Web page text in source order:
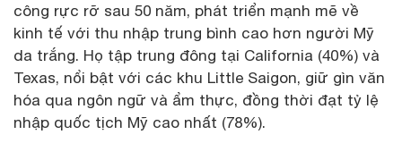
công rực rỡ sau 50 năm, phát triển mạnh mẽ về
kinh tế với thu nhập trung bình cao hơn người Mỹ
da trắng. Họ tập trung đông tại California (40%) và
Texas, nổi bật với các khu Little Saigon, giữ gìn văn
hóa qua ngôn ngữ và ẩm thực, đồng thời đạt tỷ lệ
nhập quốc tịch Mỹ cao nhất (78%).